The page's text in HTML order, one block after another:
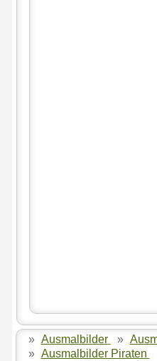
» Ausmalbilder »
» Ausmalbilder Piraten